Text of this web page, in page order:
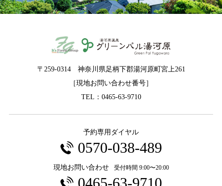
〒259-0314 神奈川県足柄下郡湯河原町宮上261
［現地お問い合わせ番号］
TEL：0465-63-9710
予約専用ダイヤル
0570-038-489
現地お問い合わせ 受付時間 9:00〜20:00
0465-63-9710